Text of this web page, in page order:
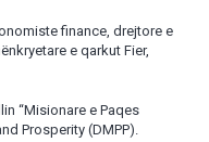
finance, drejtore e
e qarkut Fier,
“Misionare e Paqes
Prosperity (DMPP).